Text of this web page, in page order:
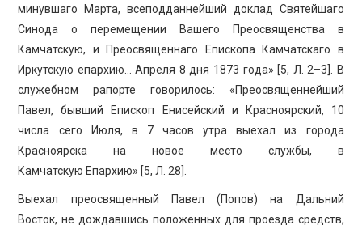
минувшаго Марта, всеподданнейший доклад Святейшаго
Синода о перемещении Вашего Преосвященства в
Камчатскую, и Преосвященнаго Епископа Камчатскаго в
Иркутскую епархию… Апреля 8 дня 1873 года» [5, Л. 2–3]. В
служебном рапорте говорилось: «Преосвященнейший
Павел, бывший Епископ Енисейский и Красноярский, 10
числа сего Июля, в 7 часов утра выехал из города
Красноярска на новое место службы, в
Камчатскую Епархию» [5, Л. 28].
Выехал преосвященный Павел (Попов) на Дальний
Восток, не дождавшись положенных для проезда средств,